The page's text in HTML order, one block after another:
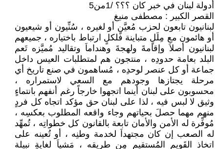
أدولة لبنان في خبر كان ؟؟؟ /1من5
القصر الكبير : مصطفى منيغ
لبنانيون تابعون لحزب مُعيَّنٍ أو لغيره ، سُنِّيون أو شيعيون
أو هائمون مع مِلَلٍ متباينة فلكلٍ ارتباط باختياره ، جميعهم
لبنانيون أصلاَ وإقامةَ ولهجةَ وهنداماَ وتقاليد مُميَّزه تَعم
البلد بعامة حدودِه ، منتجون هم لمتطلبات العيس داخل
جماعة أو كل عنصر لوحدِه ، مُساهمون في صنع تاريخ أي
مرحلة يجتازها وجودهم مع السعي لاستمراره ،
محسوبون على لبنان أينما اتجهوا خارجاً رغم أنفهم بانتماءٍ
وثيق لا لبس فيه ، لذا على لبنان حق مؤكد اتجاه كل فردٍ
منهم مهما حصلَ بحياتهم وجاء واقعه المطلوب بعكسِه ،
مُوفِّرة له الأمن والأمان تابعة بالقانون كل خطواتِه ، تُمهِّد
له الصعب إن كان مجتهداَ لخدمة وطنِه ، أو تُعينه على
اتخاذ القَويمِ المُستقيم مِن طريقه ، مَشياَ لغايةٍ نبيلة